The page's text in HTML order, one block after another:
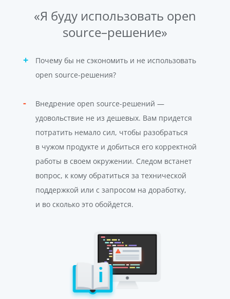
«Я буду использовать open
source–решение»
Почему бы не сэкономить и не использовать
open source-решения?
Внедрение open source-решений —
удовольствие не из дешевых. Вам придется
потратить немало сил, чтобы разобраться
в чужом продукте и добиться его корректной
работы в своем окружении. Следом встанет
вопрос, к кому обратиться за технической
поддержкой или с запросом на доработку,
и во сколько это обойдется.